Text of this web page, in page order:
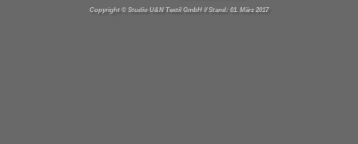
Copyright © Studio U&N Textil GmbH // Stand: 01. März 2017